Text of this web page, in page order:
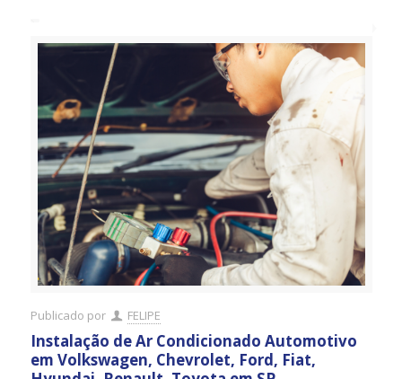
Publicado por FELIPE
Instalação de Ar Condicionado Automotivo
em Volkswagen, Chevrolet, Ford, Fiat,